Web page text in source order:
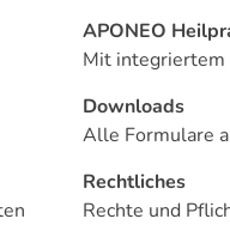
APONEO
Mit
Downloads
Alle Formulare
Rechtliches
Rechte und